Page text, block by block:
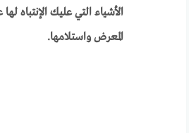
الأشياء التي عليك الإنتباه
المعرض واستلامها.